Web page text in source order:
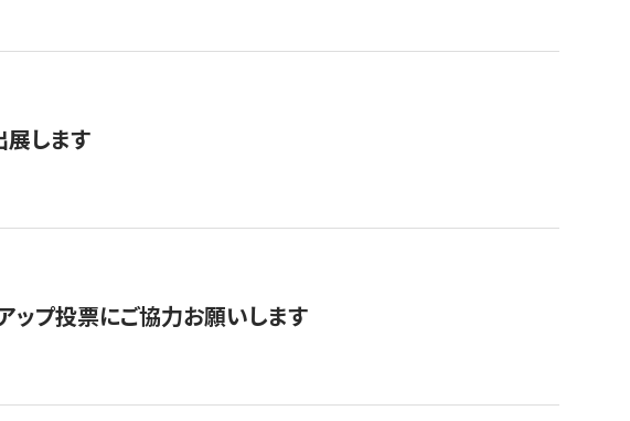
展します
プ投票にご協力お願いします